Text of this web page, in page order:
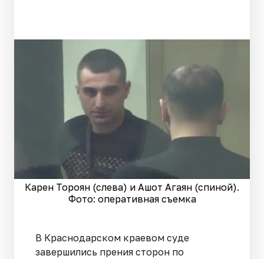
Карен Тороян (слева) и Ашот Агаян (спиной).
Фото: оперативная съемка
В Краснодарском краевом суде
завершились прения сторон по